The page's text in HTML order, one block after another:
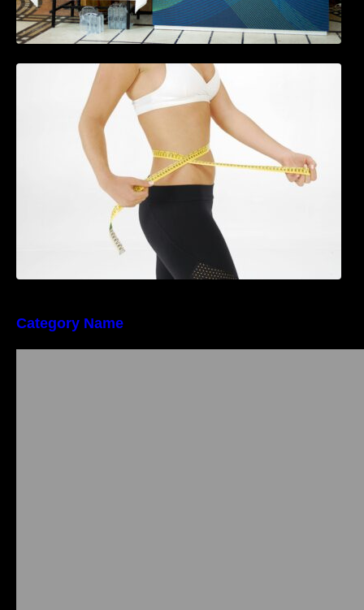
Tratamentul Wegovy® generează o scădere
în greutate de până la 22,6% la femei în
perioada menopauzei și reduce la jumătate
riscul de migrene
Category Name